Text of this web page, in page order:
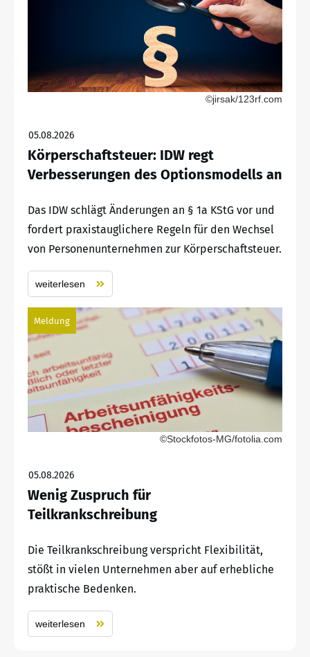
©jirsak/123rf.com
05.08.2026
Körperschaftsteuer: IDW regt
Verbesserungen des Optionsmodells an
Das IDW schlägt Änderungen an § 1a KStG vor und
fordert praxistauglichere Regeln für den Wechsel
von Personenunternehmen zur Körperschaftsteuer.
weiterlesen
Meldung
©Stockfotos-MG/fotolia.com
05.08.2026
Wenig Zuspruch für
Teilkrankschreibung
Die Teilkrankschreibung verspricht Flexibilität,
stößt in vielen Unternehmen aber auf erhebliche
praktische Bedenken.
weiterlesen